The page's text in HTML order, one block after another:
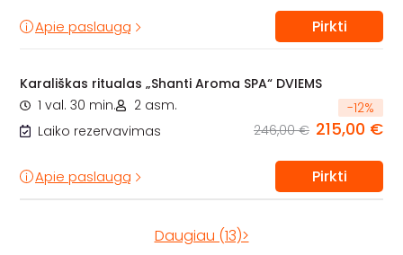
Apie paslaugą Pirkti
Karališkas ritualas „Shanti Aroma SPA“ DVIEMS
1 val. 30 min.
2 asm.
Laiko rezervavimas
-12%
246,00 € 215,00 €
Apie paslaugą Pirkti
Daugiau (13)>